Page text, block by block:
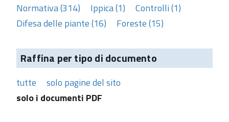
Normativa (314)
Ippica (1)
Controlli (1)
Difesa delle piante (16)
Foreste (15)
Raffina per tipo di documento
tutte
solo pagine del sito
solo i documenti PDF